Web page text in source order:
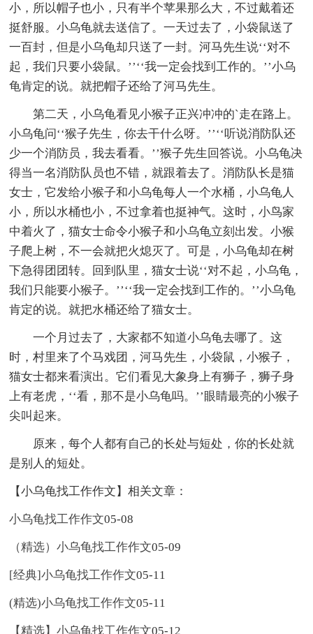
小，所以帽子也小，只有半个苹果那么大，不过戴着还
挺舒服。小乌龟就去送信了。一天过去了，小袋鼠送了
一百封，但是小乌龟却只送了一封。河马先生说‘‘对不
起，我们只要小袋鼠。’’‘‘我一定会找到工作的。’’小乌
龟肯定的说。就把帽子还给了河马先生。
第二天，小乌龟看见小猴子正兴冲冲的`走在路上。
小乌龟问‘‘猴子先生，你去干什么呀。’’‘‘听说消防队还
少一个消防员，我去看看。’’猴子先生回答说。小乌龟决
得当一名消防队员也不错，就跟着去了。消防队长是猫
女士，它发给小猴子和小乌龟每人一个水桶，小乌龟人
小，所以水桶也小，不过拿着也挺神气。这时，小鸟家
中着火了，猫女士命令小猴子和小乌龟立刻出发。小猴
子爬上树，不一会就把火熄灭了。可是，小乌龟却在树
下急得团团转。回到队里，猫女士说‘‘对不起，小乌龟，
我们只能要小猴子。’’‘‘我一定会找到工作的。’’小乌龟
肯定的说。就把水桶还给了猫女士。
一个月过去了，大家都不知道小乌龟去哪了。这
时，村里来了个马戏团，河马先生，小袋鼠，小猴子，
猫女士都来看演出。它们看见大象身上有狮子，狮子身
上有老虎，‘‘看，那不是小乌龟吗。’’眼睛最亮的小猴子
尖叫起来。
原来，每个人都有自己的长处与短处，你的长处就
是别人的短处。
【小乌龟找工作作文】相关文章：
小乌龟找工作作文05-08
（精选）小乌龟找工作作文05-09
[经典]小乌龟找工作作文05-11
(精选)小乌龟找工作作文05-11
【精选】小乌龟找工作作文05-12